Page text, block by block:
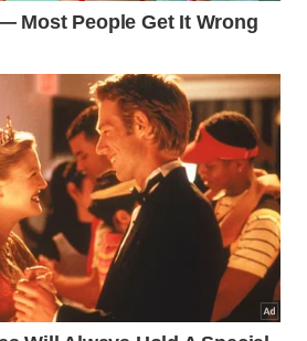
repouso diário?
produz uma grande
diário. Investir em
é um passo
restabelecer a condição física e
muscular completa e
equilibrada, você elimina
incômodo e passa a
mais produtivas. Comece